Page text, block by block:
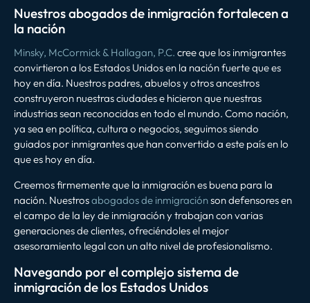
Nuestros abogados de inmigración fortalecen a
la nación
Minsky, McCormick & Hallagan, P.C. cree que los inmigrantes
convirtieron a los Estados Unidos en la nación fuerte que es
hoy en día. Nuestros padres, abuelos y otros ancestros
construyeron nuestras ciudades e hicieron que nuestras
industrias sean reconocidas en todo el mundo. Como nación,
ya sea en política, cultura o negocios, seguimos siendo
guiados por inmigrantes que han convertido a este país en lo
que es hoy en día.
Creemos firmemente que la inmigración es buena para la
nación. Nuestrosabogados de inmigraciónson defensores en
el campo de la ley de inmigración y trabajan con varias
generaciones de clientes, ofreciéndoles el mejor
asesoramiento legal con un alto nivel de profesionalismo.
Navegando por el complejo sistema de
inmigración de los Estados Unidos